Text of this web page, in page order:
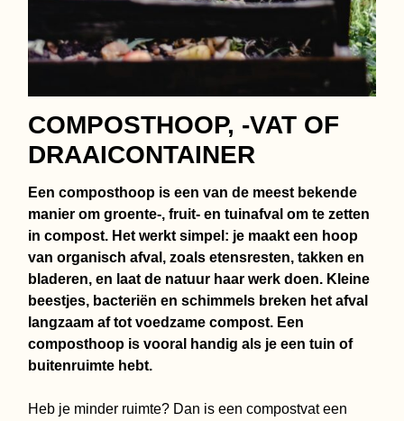
COMPOSTHOOP, -VAT OF
DRAAICONTAINER
Een composthoop is een van de meest bekende
manier om groente-, fruit- en tuinafval om te zetten
in compost. Het werkt simpel: je maakt een hoop
van organisch afval, zoals etensresten, takken en
bladeren, en laat de natuur haar werk doen. Kleine
beestjes, bacteriën en schimmels breken het afval
langzaam af tot voedzame compost. Een
composthoop is vooral handig als je een tuin of
buitenruimte hebt.
Heb je minder ruimte? Dan is een compostvat een